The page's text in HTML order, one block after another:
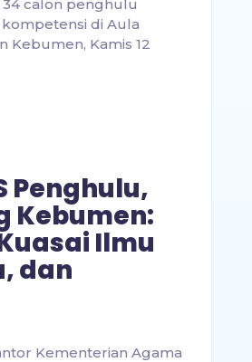
34 calon penghulu
di Aula
Kebumen, Kamis 12
Penghulu,
Kebumen:
Ilmu
dan
Kementerian Agama